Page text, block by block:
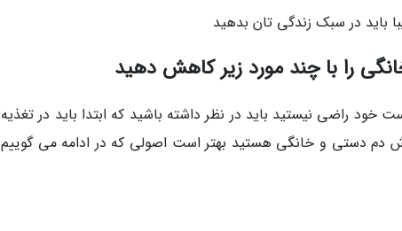
را با چند مورد زیر کاهش دهید
خود راضی نیستید باید در نظر داشته باشید که ابتدا باید در تغذیه
دم دستی و خانگی هستید بهتر است اصولی که در ادامه می گوییم